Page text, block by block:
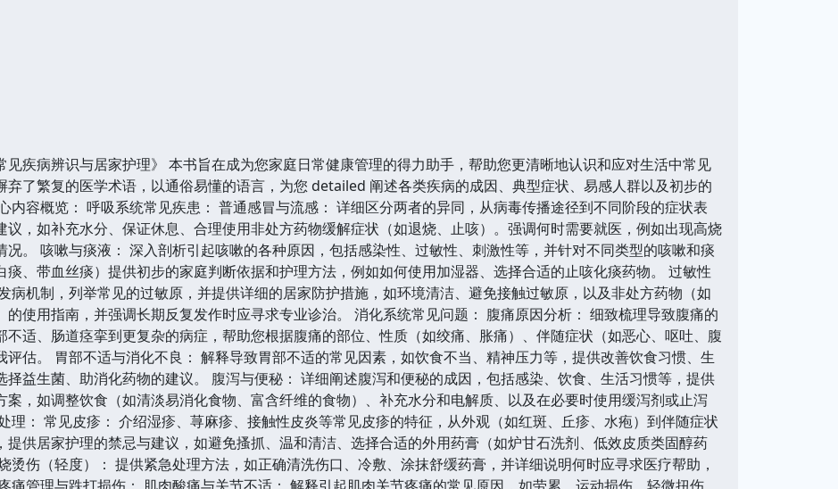
见疾病辨识与居家护理》 本书旨在成为您家庭日常健康管理的得力助手，帮助您更清晰地认识和应对生活中常见
弃了繁复的医学术语，以通俗易懂的语言，为您 detailed 阐述各类疾病的成因、典型症状、易感人群以及初步的
内容概览： 呼吸系统常见疾患： 普通感冒与流感： 详细区分两者的异同，从病毒传播途径到不同阶段的症状表
议，如补充水分、保证休息、合理使用非处方药物缓解症状（如退烧、止咳）。强调何时需要就医，例如出现高烧
况。 咳嗽与痰液： 深入剖析引起咳嗽的各种原因，包括感染性、过敏性、刺激性等，并针对不同类型的咳嗽和痰
痰、带血丝痰）提供初步的家庭判断依据和护理方法，例如如何使用加湿器、选择合适的止咳化痰药物。 过敏性
病机制，列举常见的过敏原，并提供详细的居家防护措施，如环境清洁、避免接触过敏原，以及非处方药物（如
的使用指南，并强调长期反复发作时应寻求专业诊治。 消化系统常见问题： 腹痛原因分析： 细致梳理导致腹痛的
不适、肠道痉挛到更复杂的病症，帮助您根据腹痛的部位、性质（如绞痛、胀痛）、伴随症状（如恶心、呕吐、腹
评估。 胃部不适与消化不良： 解释导致胃部不适的常见因素，如饮食不当、精神压力等，提供改善饮食习惯、生
择益生菌、助消化药物的建议。 腹泻与便秘： 详细阐述腹泻和便秘的成因，包括感染、饮食、生活习惯等，提供
案，如调整饮食（如清淡易消化食物、富含纤维的食物）、补充水分和电解质、以及在必要时使用缓泻剂或止泻
理： 常见皮疹： 介绍湿疹、荨麻疹、接触性皮炎等常见皮疹的特征，从外观（如红斑、丘疹、水疱）到伴随症状
提供居家护理的禁忌与建议，如避免搔抓、温和清洁、选择合适的外用药膏（如炉甘石洗剂、低效皮质类固醇药
烫伤（轻度）： 提供紧急处理方法，如正确清洗伤口、冷敷、涂抹舒缓药膏，并详细说明何时应寻求医疗帮助，